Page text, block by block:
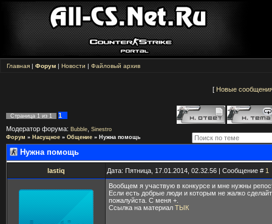
Главная | Форум | Новости | Файловый архив
[ Новые
Страница 1 из 1
1
Модератор форума: Bubble Sinestro
Форум » Насущное » Общение » Нужна помощь
Нужна помощь
lastiq Дата: Пятница, 17.01.2014, 02.32.56 | Сообщение # 1
Вообщем я участвую в конкурсе и мне нужны
Если есть добрые люди и которым не жалко
пожалуйста. С меня +.
Ссылка на материал ТЫК